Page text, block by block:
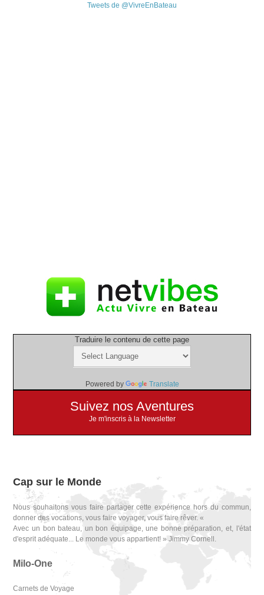
Tweets de @VivreEnBateau
Traduire le contenu de cette page
Powered by Translate
Suivez nos Aventures
Je m'inscris à la Newsletter
Cap sur le Monde
Nous souhaitons vous faire partager cette expérience hors du commun,
donner des vocations, vous faire voyager, vous faire rêver. «
Avec un bon bateau, un bon équipage, une bonne préparation, et, l'état
d'esprit adéquate... Le monde vous appartient! » Jimmy Cornell.
Milo-One
Carnets de Voyage